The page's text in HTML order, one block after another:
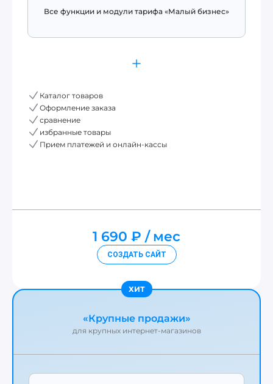
Все функции и модули тарифа «Малый бизнес»
Каталог товаров
Оформление заказа
сравнение
избранные товары
Прием платежей и онлайн-кассы
1 690 ₽ мес
СОЗДАТЬ САЙТ
«Крупные продажи»
для крупных интернет-магазинов